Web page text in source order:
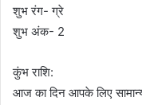
शुभ रंग- ग्रे
शुभ अंक- 2
कुंभ राशि:
आज का दिन आपके लिए